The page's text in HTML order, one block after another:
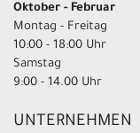
Oktober - Februar
Montag - Freitag
10:00 - 18:00 Uhr
Samstag
9:00 - 14.00 Uhr
UNTERNEHMEN